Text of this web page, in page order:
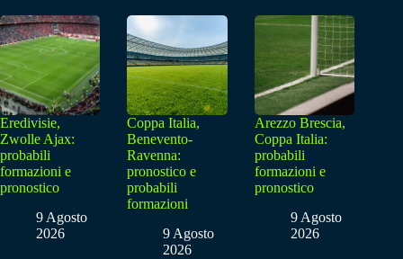
Eredivisie,
Zwolle Ajax:
probabili
formazioni e
pronostico
9 Agosto
2026
Coppa Italia,
Benevento-
Ravenna:
pronostico e
probabili
formazioni
9 Agosto
2026
Arezzo Brescia,
Coppa Italia:
probabili
formazioni e
pronostico
9 Agosto
2026